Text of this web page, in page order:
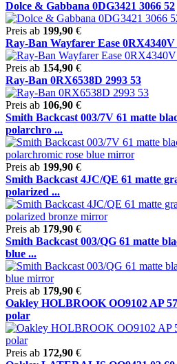
Dolce & Gabbana 0DG3421 3066 52
Preis ab 199,90 €
Ray-Ban Wayfarer Ease 0RX4340V
Preis ab 154,90 €
Ray-Ban 0RX6538D 2993 53
Preis ab 106,90 €
Smith Backcast 003/7V 61 matte
polarchro ...
Preis ab 199,90 €
Smith Backcast 4JC/QE 61 matte
polarized ...
Preis ab 179,90 €
Smith Backcast 003/QG 61 matte
blue ...
Preis ab 179,90 €
Oakley HOLBROOK OO9102 AP
polar
Preis ab 172,90 €